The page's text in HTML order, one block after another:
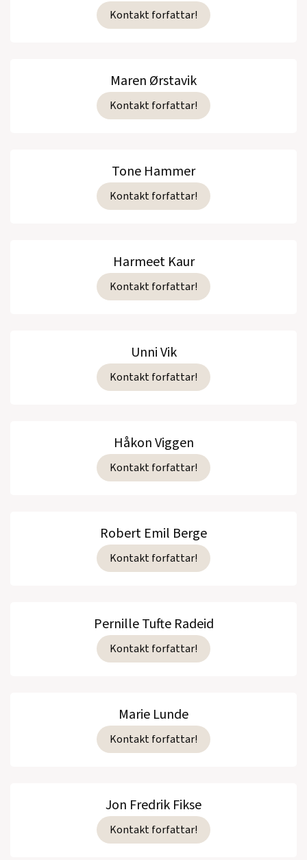
Kontakt forfattar!
Maren Ørstavik
Kontakt forfattar!
Tone Hammer
Kontakt forfattar!
Harmeet Kaur
Kontakt forfattar!
Unni Vik
Kontakt forfattar!
Håkon Viggen
Kontakt forfattar!
Robert Emil Berge
Kontakt forfattar!
Pernille Tufte Radeid
Kontakt forfattar!
Marie Lunde
Kontakt forfattar!
Jon Fredrik Fikse
Kontakt forfattar!